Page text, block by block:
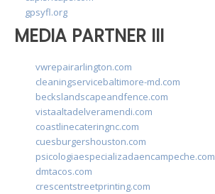
gpsyfl.org
MEDIA PARTNER III
vwrepairarlington.com
cleaningservicebaltimore-md.com
beckslandscapeandfence.com
vistaaltadelveramendi.com
coastlinecateringnc.com
cuesburgershouston.com
psicologiaespecializadaencampeche.com
dmtacos.com
crescentstreetprinting.com